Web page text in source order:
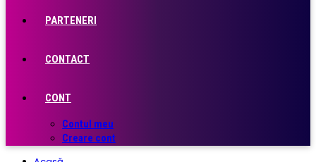
PARTENERI
CONTACT
CONT
Contul meu
Creare cont